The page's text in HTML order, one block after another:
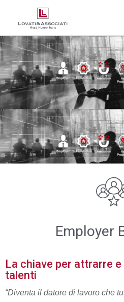
Employer
La chiave per attrarre
talenti
“Diventa il datore di lavoro che